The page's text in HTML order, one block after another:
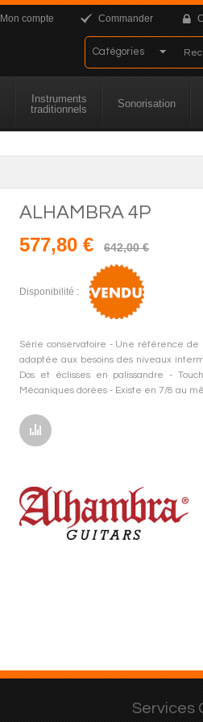
Mon compte Commander
Instruments
traditionnels
Sonorisation
ALHAMBRA 4P
577,80 € 642,00 €
Disponibilité :
Série conservatoire - Une référence
adaptée aux besoins des niveaux
Dos et éclisses en palissandre -
Mécaniques dorées - Existe en 7/8 au
Services